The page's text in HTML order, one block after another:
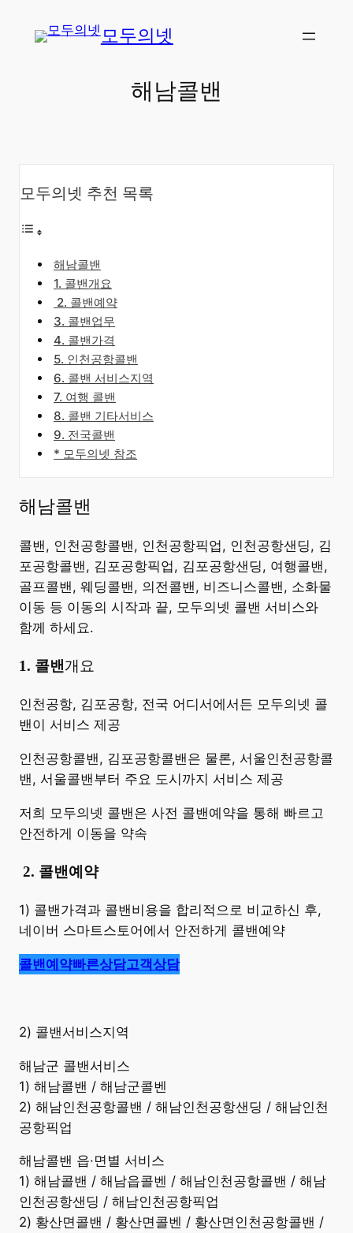
모두의넷
해남콜밴
모두의넷 추천 목록
해남콜밴
​1. 콜밴개요
​2. 콜밴예약
3. 콜밴업무
4. 콜밴가격
5. 인천공항콜밴
6. 콜밴 서비스지역
7. 여행 콜밴
8. 콜밴 기타서비스
9. 전국콜밴
* 모두의넷 참조
해남콜밴
콜밴, 인천공항콜밴, 인천공항픽업, 인천공항샌딩, 김
포공항콜밴, 김포공항픽업, 김포공항샌딩, 여행콜밴,
골프콜밴, 웨딩콜밴, 의전콜밴, 비즈니스콜밴, 소화물
이동 등 이동의 시작과 끝, 모두의넷 콜밴 서비스와
함께 하세요.
​1. 콜밴 개요
​인천공항, 김포공항, 전국 어디서에서든 모두의넷 콜
밴이 서비스 제공
인천공항콜밴, 김포공항콜밴은 물론, 서울인천공항콜
밴, 서울콜밴부터 주요 도시까지 서비스 제공
저희 모두의넷 콜밴은 사전 콜밴예약을 통해 빠르고
안전하게 이동을 약속
2. 콜밴예약
1) 콜밴가격과 콜밴비용을 합리적으로 비교하신 후,
네이버 스마트스토어에서 안전하게 콜밴예약
콜밴예약빠른상담고객상담
2) 콜밴서비스지역
해남군 콜밴서비스
1) 해남콜밴 / 해남군콜벤
2) 해남인천공항콜밴 / 해남인천공항샌딩 / 해남인천
공항픽업
해남콜밴 읍·면별 서비스
1) 해남콜밴 / 해남읍콜벤 / 해남인천공항콜밴 / 해남
인천공항샌딩 / 해남인천공항픽업
2) 황산면콜밴 / 황산면콜벤 / 황산면인천공항콜밴 /